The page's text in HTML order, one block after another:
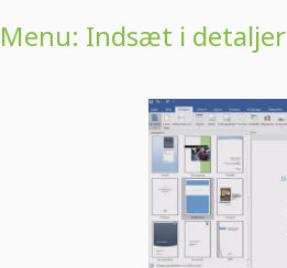
Menu: Indsæt i detaljer